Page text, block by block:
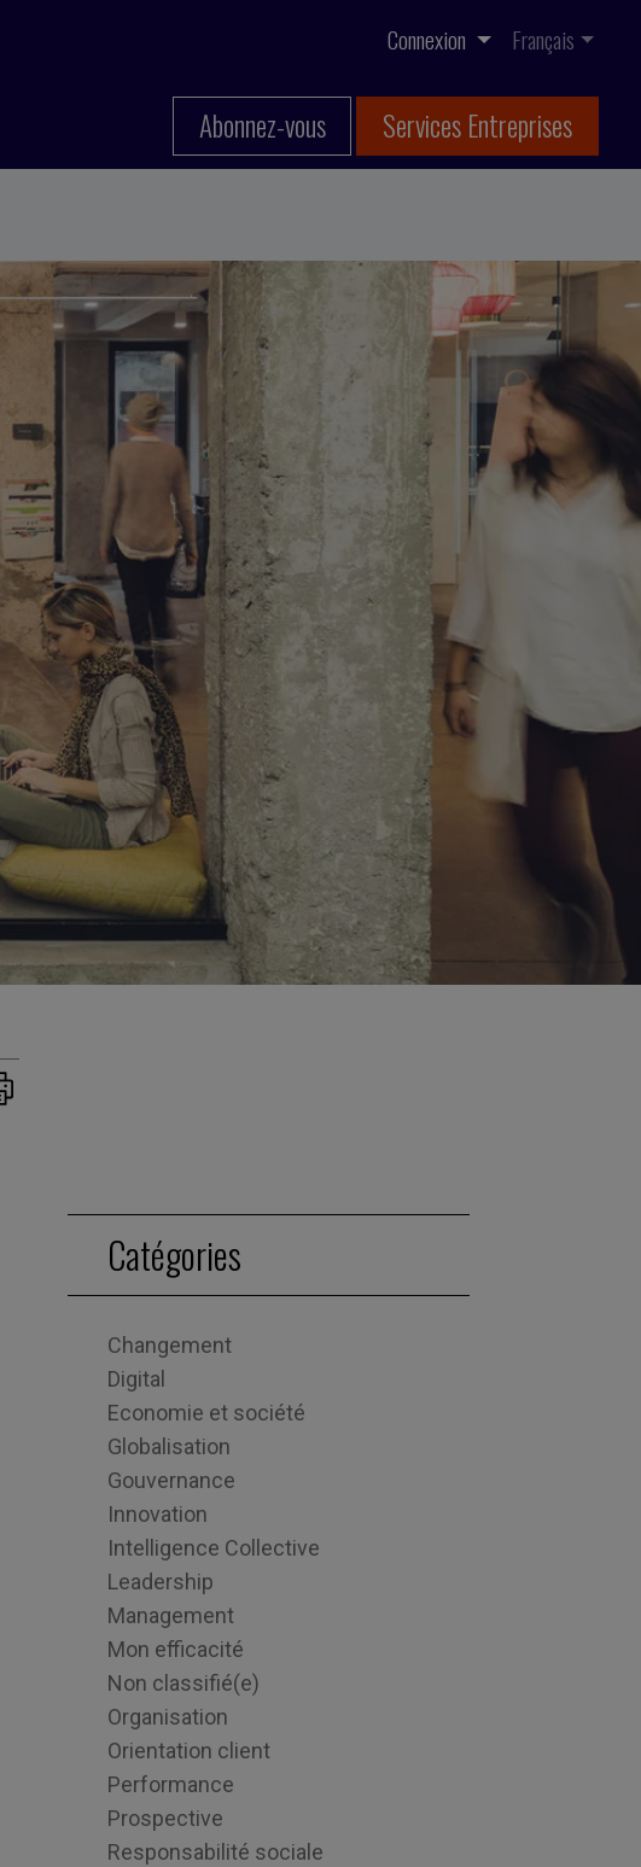
Connexion Français
Abonnez-vous Services Entreprises
Catégories
Changement
Digital
Economie et société
Globalisation
Gouvernance
Innovation
Intelligence Collective
Leadership
Management
Mon efficacité
Non classifié(e)
Organisation
Orientation client
Performance
Prospective
Responsabilité sociale